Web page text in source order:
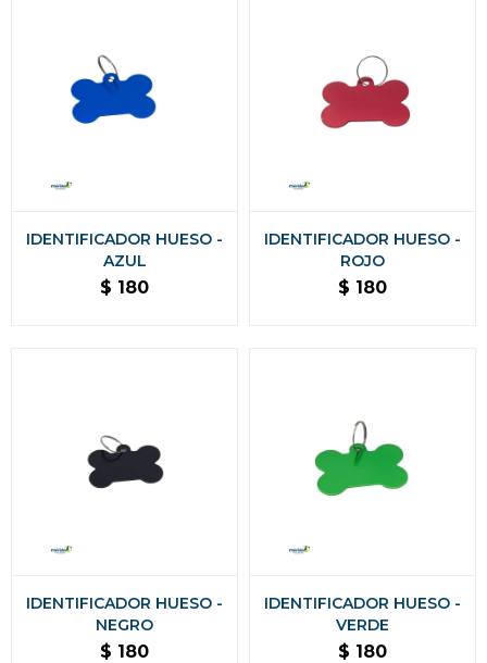
IDENTIFICADOR HUESO -
AZUL
$ 180
IDENTIFICADOR HUESO -
ROJO
$ 180
IDENTIFICADOR HUESO -
NEGRO
$ 180
IDENTIFICADOR HUESO -
VERDE
$ 180